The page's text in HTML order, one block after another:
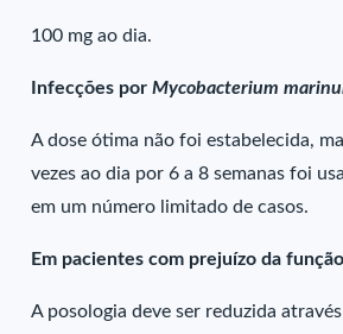
100 mg ao dia.
Infecções porMycobacterium
A dose ótima não foi estabelecida,
vezes ao dia por 6 a 8 semanas foi
em um número limitado de casos.
Em pacientes com prejuízo da
A posologia deve ser reduzida